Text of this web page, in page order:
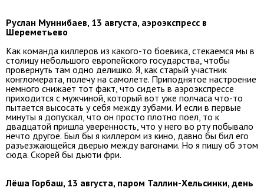
Руслан Муннибаев, 13 августа, аэроэкспресс в
Шереметьево
Как команда киллеров из какого-то боевика, стекаемся мы в
столицу небольшого европейского государства, чтобы
провернуть там одно делишко. Я, как старый участник
конгломерата, полечу на самолете. Приподнятое настроение
немного снижает тот факт, что сидеть в аэроэкспрессе
приходится с мужчиной, который вот уже полчаса что-то
пытается высосать у себя между зубами. И если в первые
минуты я допускал, что он просто плотно поел, то к
двадцатой пришла уверенность, что у него во рту побывало
нечто другое. Был бы я киллером из кино, давно бы бил его
разъезжающейся дверью между вагонами. Но я пишу об этом
сюда. Скорей бы дьюти фри.
Лёша Горбаш, 13 августа, паром Таллин-Хельсинки, день